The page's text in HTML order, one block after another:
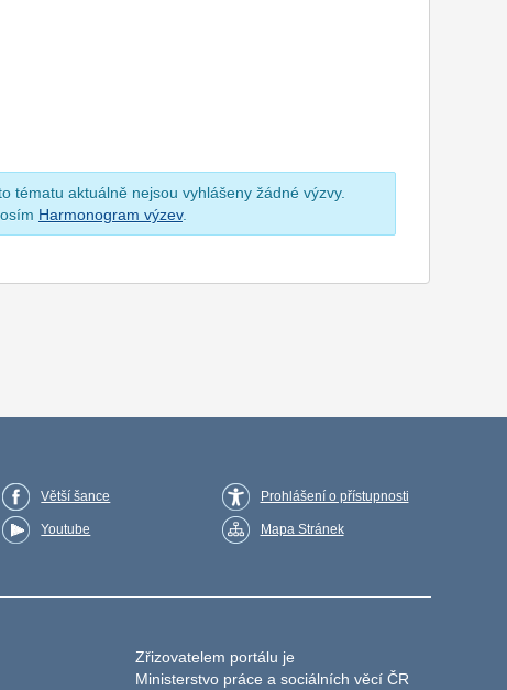
tématu aktuálně nejsou vyhlášeny žádné výzvy.
Harmonogram výzev.
Větší šance
Youtube
Prohlášení o přístupnosti
Mapa Stránek
Zřizovatelem portálu je
Ministerstvo práce a sociálních věcí ČR